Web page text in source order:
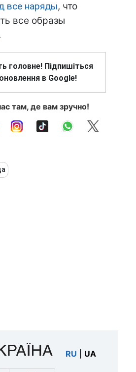
все наряды, что
все образы
головне! Підпишіться
в Google!
там, де вам зручно!
RU UA